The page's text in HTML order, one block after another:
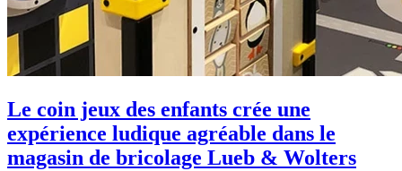
Le coin jeux des enfants crée une
expérience ludique agréable dans le
magasin de bricolage Lueb & Wolters